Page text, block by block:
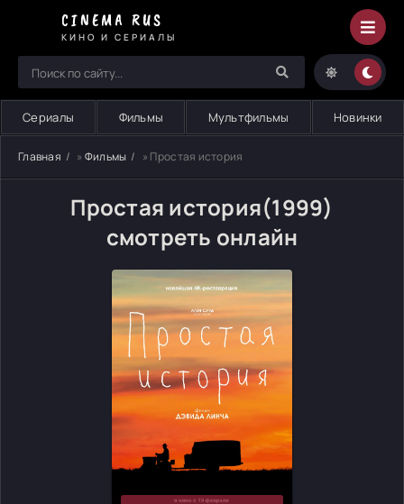
CINEMA RUS
КИНО И СЕРИАЛЫ
Сериалы Фильмы Мультфильмы Новинки
Главная » Фильмы » Простая история
Простая история(1999)
смотреть онлайн